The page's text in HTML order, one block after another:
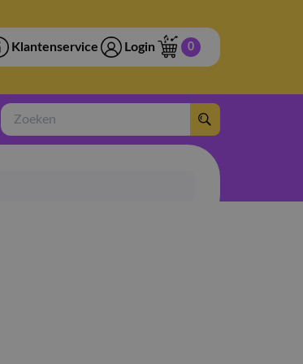
Klantenservice Login 0
Zoeken